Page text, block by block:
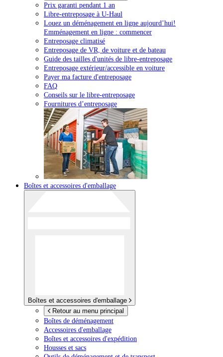
Prix garanti pendant 1 an
Libre-entreposage à U-Haul
Louez un déménagement en ligne aujourd’hui!
Emménagement en ligne : commencer
Entreposage climatisé
Entreposage de VR, de voiture et de bateau
Guide des tailles d'unités de libre-entreposage
Entreposage extérieur/accessible en voiture
Payer ma facture d'entreposage
FAQ
Conseils sur le libre-entreposage
Fournitures d’entreposage
Boîtes et accessoires d'emballage
Boîtes et accessoires d'emballage
Retour au menu principal
Boîtes de déménagement
Accessoires d'emballage
Boîtes et accessoires d'expédition
Housses et sacs